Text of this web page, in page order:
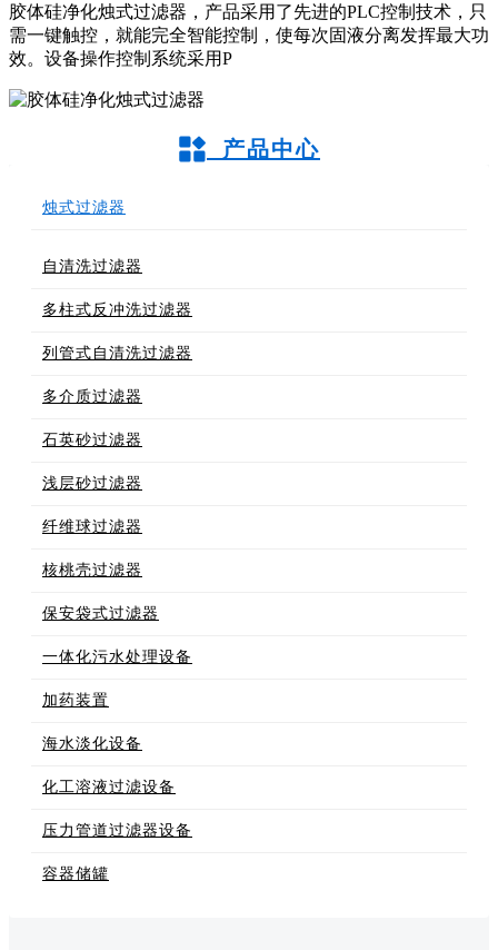
胶体硅净化烛式过滤器，产品采用了先进的PLC控制技术，只
需一键触控，就能完全智能控制，使每次固液分离发挥最大功
效。设备操作控制系统采用P
产品中心
烛式过滤器
自清洗过滤器
多柱式反冲洗过滤器
列管式自清洗过滤器
多介质过滤器
石英砂过滤器
浅层砂过滤器
纤维球过滤器
核桃壳过滤器
保安袋式过滤器
一体化污水处理设备
加药装置
海水淡化设备
化工溶液过滤设备
压力管道过滤器设备
容器储罐